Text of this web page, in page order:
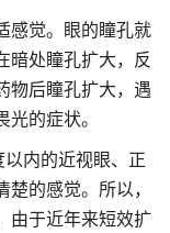
感觉。眼的瞳孔就
暗处瞳孔扩大，反
物后瞳孔扩大，遇
的症状。
内的近视眼、正
的感觉。所以，
由于近年来短效扩